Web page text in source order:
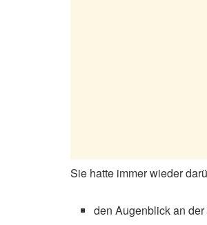
Sie hatte immer wieder
den Augenblick an